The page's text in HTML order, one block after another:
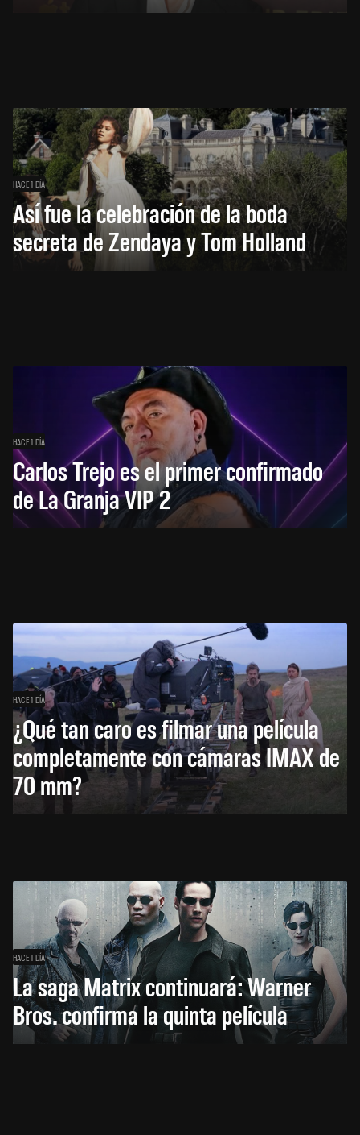
HACE 1 DÍA
Así fue la celebración de la boda
secreta de Zendaya y Tom Holland
HACE 1 DÍA
Carlos Trejo es el primer confirmado
de La Granja VIP 2
HACE 1 DÍA
¿Qué tan caro es filmar una película
completamente con cámaras IMAX de
70 mm?
HACE 1 DÍA
La saga Matrix continuará: Warner
Bros. confirma la quinta película